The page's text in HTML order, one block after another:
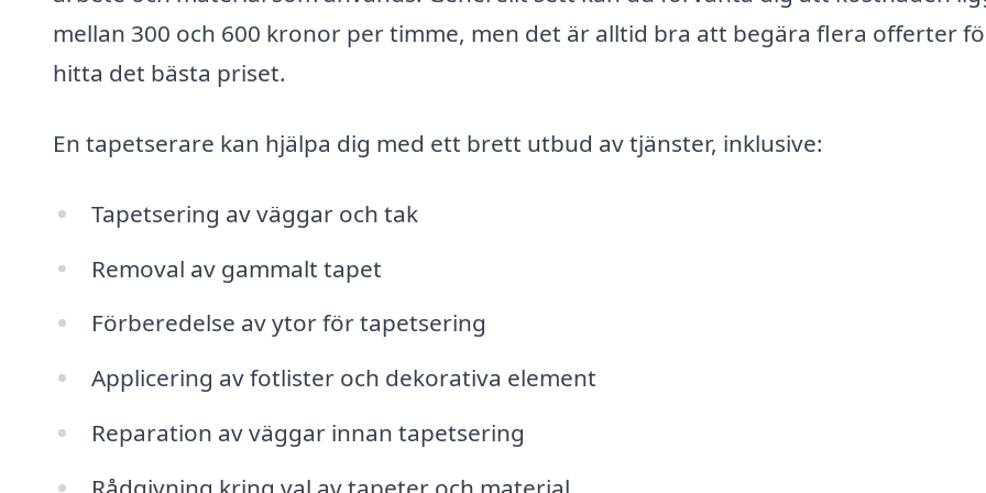
mellan 300 och 600 kronor per timme, men det är alltid bra att begära flera offerter
hitta det bästa priset.
En tapetserare kan hjälpa dig med ett brett utbud av tjänster, inklusive:
Tapetsering av väggar och tak
Removal av gammalt tapet
Förberedelse av ytor för tapetsering
Applicering av fotlister och dekorativa element
Reparation av väggar innan tapetsering